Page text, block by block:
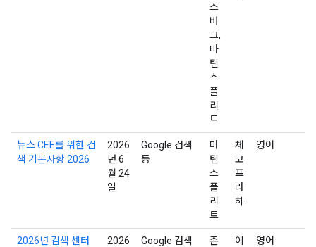
스
버
그,
마
틴
스
플
리
트
뉴스 CEE를 위한 검
색 기본사항 2026
2026
년 6
월 24
일
Google 검색
등
마
틴
스
플
리
트
체
코
프
라
하
영어
2026년 검색 센터
2026
Google 검색
존
이
영어